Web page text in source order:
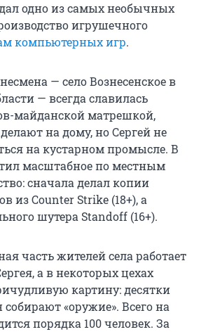
одно из самых необычных
игрушечного
компьютерных игр.
— село Вознесенское в
— всегда славилась
майданской матрешкой,
на дому, но Сергей не
на кустарном промысле. В
масштабное по местным
сначала делал копии
из Counter Strike (18+), а
шутера Standoff (16+).
часть жителей села работает
а в некоторых цехах
картину: десятки
«оружие». Всего на
порядка 100 человек. За